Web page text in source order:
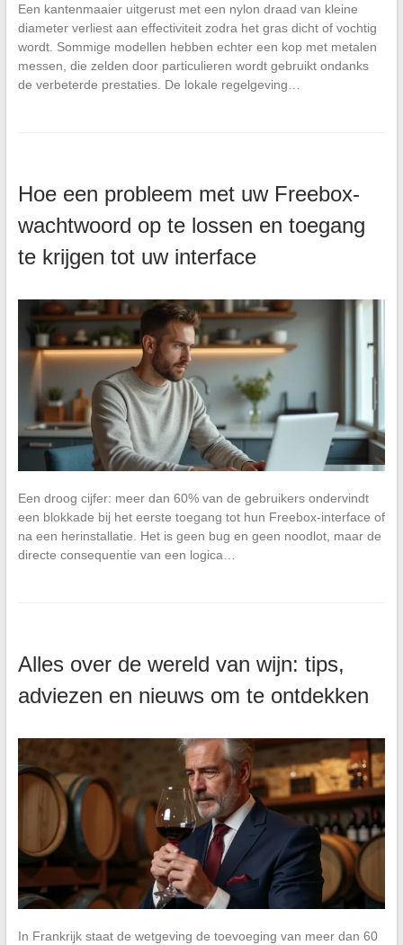
Een kantenmaaier uitgerust met een nylon draad van kleine
diameter verliest aan effectiviteit zodra het gras dicht of vochtig
wordt. Sommige modellen hebben echter een kop met metalen
messen, die zelden door particulieren wordt gebruikt ondanks
de verbeterde prestaties. De lokale regelgeving…
Hoe een probleem met uw Freebox-
wachtwoord op te lossen en toegang
te krijgen tot uw interface
Een droog cijfer: meer dan 60% van de gebruikers ondervindt
een blokkade bij het eerste toegang tot hun Freebox-interface of
na een herinstallatie. Het is geen bug en geen noodlot, maar de
directe consequentie van een logica…
Alles over de wereld van wijn: tips,
adviezen en nieuws om te ontdekken
In Frankrijk staat de wetgeving de toevoeging van meer dan 60